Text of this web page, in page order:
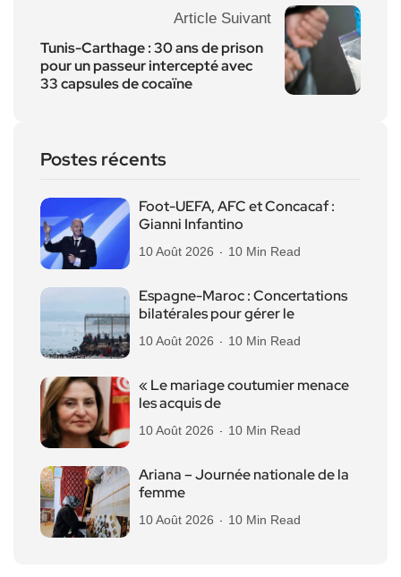
Article Suivant
Tunis-Carthage : 30 ans de prison
pour un passeur intercepté avec
33 capsules de cocaïne
Postes récents
Foot-UEFA, AFC et Concacaf :
Gianni Infantino
10 Août 2026 10 Min Read
Espagne-Maroc : Concertations
bilatérales pour gérer le
10 Août 2026 10 Min Read
« Le mariage coutumier menace
les acquis de
10 Août 2026 10 Min Read
Ariana – Journée nationale de la
femme
10 Août 2026 10 Min Read